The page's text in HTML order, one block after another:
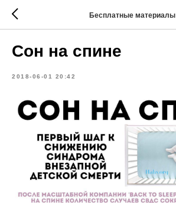
Бесплатные материалы
Сон на спине
2018-06-01 20:42